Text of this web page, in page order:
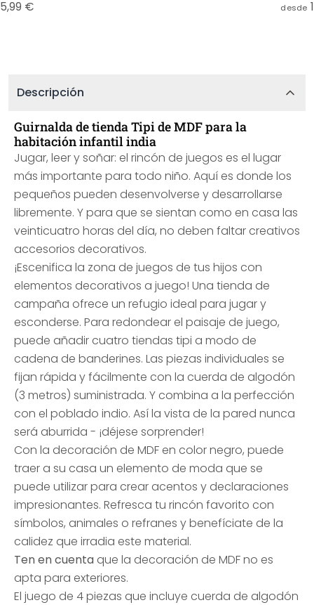
€
desde
Descripción
Guirnalda de tienda Tipi de MDF para la
habitación infantil india
Jugar, leer y soñar: el rincón de juegos es el lugar
más importante para todo niño. Aquí es donde los
pequeños pueden desenvolverse y desarrollarse
libremente. Y para que se sientan como en casa las
veinticuatro horas del día, no deben faltar creativos
accesorios decorativos.
¡Escenifica la zona de juegos de tus hijos con
elementos decorativos a juego! Una tienda de
campaña ofrece un refugio ideal para jugar y
esconderse. Para redondear el paisaje de juego,
puede añadir cuatro tiendas tipi a modo de
cadena de banderines. Las piezas individuales se
fijan rápida y fácilmente con la cuerda de algodón
(3 metros) suministrada. Y combina a la perfección
con el poblado indio. Así la vista de la pared nunca
será aburrida - ¡déjese sorprender!
Con la decoración de MDF en color negro, puede
traer a su casa un elemento de moda que se
puede utilizar para crear acentos y declaraciones
impresionantes. Refresca tu rincón favorito con
símbolos, animales o refranes y benefíciate de la
calidez que irradia este material.
Ten en cuenta que la decoración de MDF no es
apta para exteriores.
El juego de 4 piezas que incluye cuerda de algodón